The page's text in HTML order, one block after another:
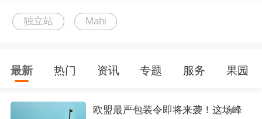
这不是产品页，这是一份 Excel 导出的 SKU 表
参数是用来消除疑虑的，不是用来制造购买欲
的。
独立站 Mahi
最新 热门 资讯 专题 服务 果园
欧盟最严包装令即将来袭！这场峰